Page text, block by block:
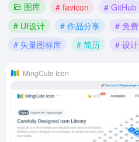
图库 # favicon # GitHub
# UI设计
# 作品分享 # 免费
# 矢量图标库
# 简历 # 设计
MingCute Icon